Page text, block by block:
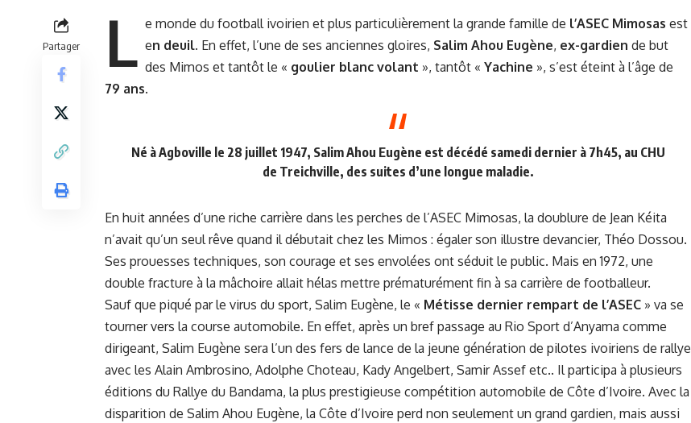
Partager L e monde du football ivoirien et plus particulièrement la grande famille de l’ASEC Mimosas est
en deuil. En effet, l’une de ses anciennes gloires, Salim Ahou Eugène, ex-gardien de but
des Mimos et tantôt le « goulier blanc volant », tantôt « Yachine », s’est éteint à l’âge de
79 ans.
Né à Agboville le 28 juillet 1947, Salim Ahou Eugène est décédé samedi dernier à 7h45, au CHU
de Treichville, des suites d’une longue maladie.
En huit années d’une riche carrière dans les perches de l’ASEC Mimosas, la doublure de Jean Kéita
n’avait qu’un seul rêve quand il débutait chez les Mimos : égaler son illustre devancier, Théo Dossou.
Ses prouesses techniques, son courage et ses envolées ont séduit le public. Mais en 1972, une
double fracture à la mâchoire allait hélas mettre prématurément fin à sa carrière de footballeur.
Sauf que piqué par le virus du sport, Salim Eugène, le « Métisse dernier rempart de l’ASEC » va se
tourner vers la course automobile. En effet, après un bref passage au Rio Sport d’Anyama comme
dirigeant, Salim Eugène sera l’un des fers de lance de la jeune génération de pilotes ivoiriens de rallye
avec les Alain Ambrosino, Adolphe Choteau, Kady Angelbert, Samir Assef etc.. Il participa à plusieurs
éditions du Rallye du Bandama, la plus prestigieuse compétition automobile de Côte d’Ivoire. Avec la
disparition de Salim Ahou Eugène, la Côte d’Ivoire perd non seulement un grand gardien, mais aussi